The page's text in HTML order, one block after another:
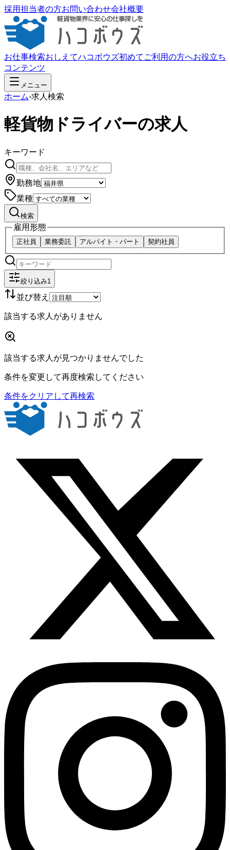
採用担当者の方お問い合わせ会社概要
お仕事検索おしえてハコボウズ初めてご利用の方へお役立ち
コンテンツ
メニュー
ホーム›求人検索
軽貨物ドライバーの求人
キーワード
勤務地
業種
検索
雇用形態
正社員 業務委託 アルバイト・パート 契約社員
絞り込み1
並び替え
該当する求人がありません
該当する求人が見つかりませんでした
条件を変更して再度検索してください
条件をクリアして再検索